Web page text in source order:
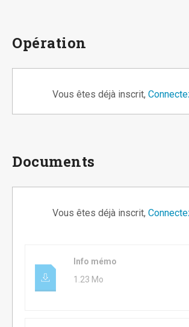
Opération
Vous êtes déjà inscrit,
Documents
Vous êtes déjà inscrit,
Info mémo
1.23 Mo